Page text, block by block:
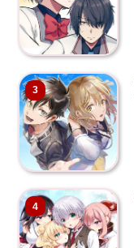
3
4